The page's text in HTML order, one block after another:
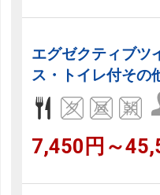
エグゼクティブツ
ス・トイレ付その
7,450円～